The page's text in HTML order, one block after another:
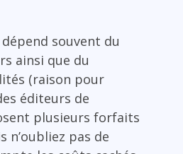
dépend souvent du
ainsi que du
(raison pour
éditeurs de
plusieurs forfaits
n’oubliez pas de